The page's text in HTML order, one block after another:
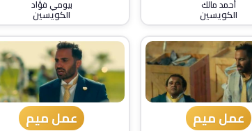
أحمد مالك
الكويسين
بيومي فؤاد
الكويسين
عمل ميم عمل ميم